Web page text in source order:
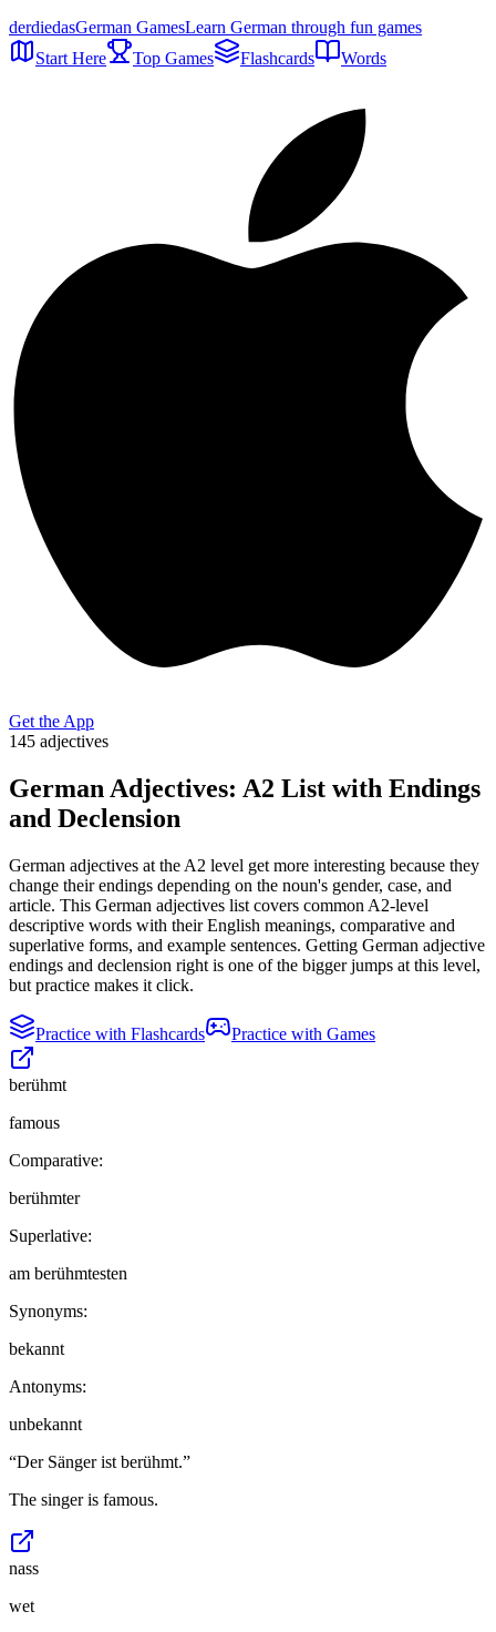
derdiedasGerman GamesLearn German through fun games
Start Here
Top Games Flashcards Words
Get the App
145 adjectives
German Adjectives: A2 List with Endings
and Declension
German adjectives at the A2 level get more interesting because they
change their endings depending on the noun's gender, case, and
article. This German adjectives list covers common A2-level
descriptive words with their English meanings, comparative and
superlative forms, and example sentences. Getting German adjective
endings and declension right is one of the bigger jumps at this level,
but practice makes it click.
Practice with Flashcards Practice with Games
berühmt
famous
Comparative:
berühmter
Superlative:
am berühmtesten
Synonyms:
bekannt
Antonyms:
unbekannt
“Der Sänger ist berühmt.”
The singer is famous.
nass
wet